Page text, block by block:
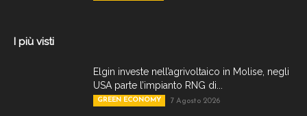
I più visti
Elgin investe nell’agrivoltaico in Molise, negli
USA parte l’impianto RNG di...
GREEN ECONOMY 7 Agosto 2026